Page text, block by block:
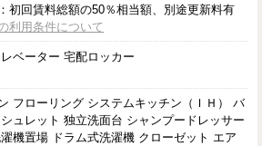
初回賃料総額の50％相当額、別途更新料有
利用条件について
ベーター 宅配ロッカー
フローリング システムキッチン（ＩＨ） バ
ュレット 独立洗面台 シャンプードレッサー
機置場 ドラム式洗濯機 クローゼット エア